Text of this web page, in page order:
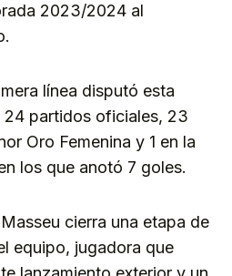
2023/2024 al
línea disputó esta
24 partidos oficiales, 23
Oro Femenina y 1 en la
los que anotó 7 goles.
cierra una etapa de
equipo, jugadora que